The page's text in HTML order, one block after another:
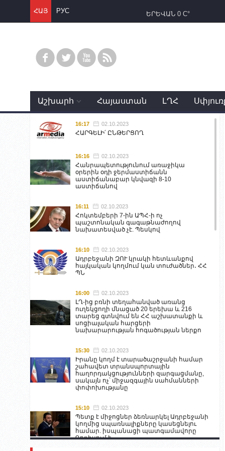
ՀԱՅ РУС ԵՐԵՎԱՆ 0 C°
Աշխարհ Հայաստան ԼՂՀ
16:17 02.10.2023
ՀԱՐԳԵԼԻ՛ ԸՆԹԵՐՑՈՂ
16:16 02.10.2023
Հանրապետությունում առաջիկա
օրերին օդի ջերմաստիճանն
աստիճանաբար կնվազի 8-10
աստիճանով
16:11 02.10.2023
Հոկտեմբերի 7-ին ԱՊՀ-ի ոչ
պաշտոնական գագաթնաժողով
նախատեսված չէ. Պեսկով
16:10 02.10.2023
Ադրբեջանի ԶՈՒ կրակի հետևանքով
հայկական կողմում կան տուժածներ․ ՀՀ
ՊՆ
16:00 02.10.2023
ԼՂ-ից բռնի տեղահանված առանց
ուղեկցողի մնացած 20 երեխա և 216
տարեց գտնվում են ՀՀ աշխատանքի և
սոցիալական հարցերի
նախարարության հոգածության ներքո
15:30 02.10.2023
Իրանը կողմ է տարածաշրջանի համար
շահավետ տրանսպորտային
հաղորդակցությունների զարգացմանը,
սակայն ոչ՝ միջազգային սահմանների
փոփոխությանը
15:10 02.10.2023
Պետք է միջոցներ ձեռնարկել Ադրբեջանի
կողմից սպառնալիքները կասեցնելու
համար. իսպանացի պատգամավորը
Գորիսում է